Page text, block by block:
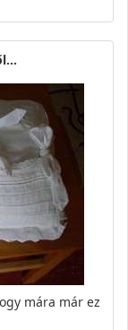
mára már ez